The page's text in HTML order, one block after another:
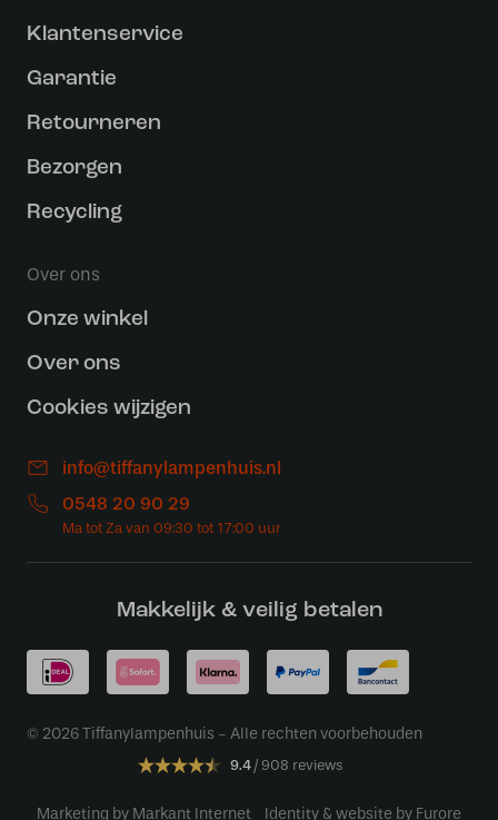
Klantenservice
Garantie
Retourneren
Bezorgen
Recycling
Over ons
Onze winkel
Over ons
Cookies wijzigen
info@tiffanylampenhuis.nl
0548 20 90 29
Makkelijk & veilig betalen
© 2026 Tiffanylampenhuis - Alle rechten voorbehouden
9.4 908 reviews
Marketing by Markant Internet Identity & website by Furore